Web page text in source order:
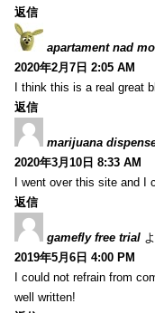
返信
apartament nad
2020年2月7日 2:05 AM
I think this is a real great
返信
marijuana
2020年3月10日 8:33 AM
I went over this site and I
返信
gamefly free trial
2019年5月6日 4:00 PM
I could not refrain from
well written!